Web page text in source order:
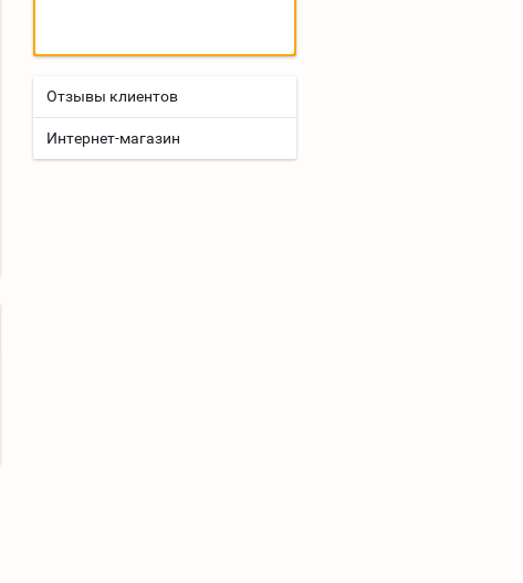
Отзывы клиентов
Интернет-магазин